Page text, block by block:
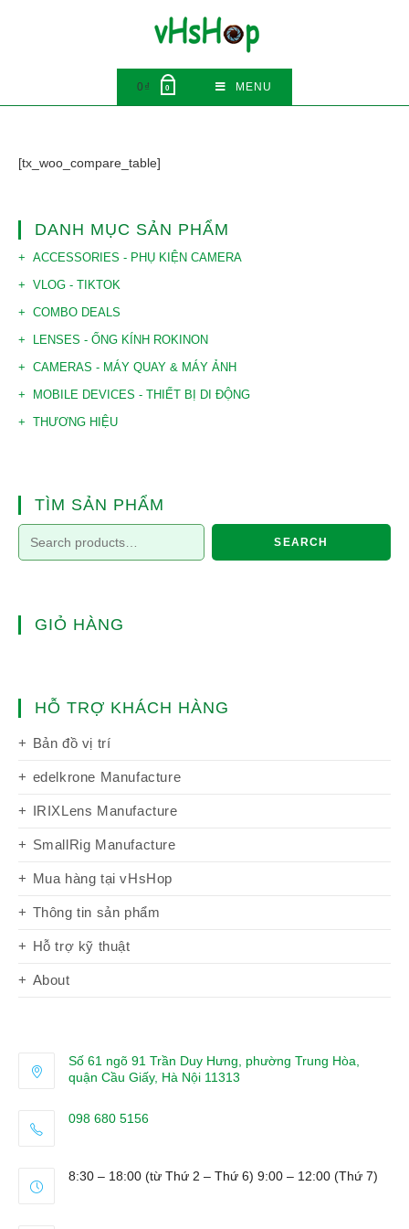
0 ₫ 0 MENU
[tx_woo_compare_table]
DANH MỤC SẢN PHẨM
ACCESSORIES - PHỤ KIỆN CAMERA
VLOG - TIKTOK
COMBO DEALS
LENSES - ỐNG KÍNH ROKINON
CAMERAS - MÁY QUAY & MÁY ẢNH
MOBILE DEVICES - THIẾT BỊ DI ĐỘNG
THƯƠNG HIỆU
TÌM SẢN PHẨM
SEARCH
GIỎ HÀNG
HỖ TRỢ KHÁCH HÀNG
Bản đồ vị trí
edelkrone Manufacture
IRIXLens Manufacture
SmallRig Manufacture
Mua hàng tại vHsHop
Thông tin sản phẩm
Hỗ trợ kỹ thuật
About
Số 61 ngõ 91 Trần Duy Hưng, phường Trung Hòa,
quận Cầu Giấy, Hà Nội 11313
098 680 5156
your
8:30 – 18:00 (từ Thứ 2 – Thứ 6) 9:00 – 12:00 (Thứ 7)